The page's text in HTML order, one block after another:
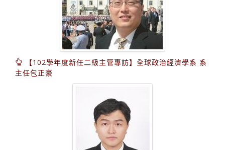
【102學年度新任二級主管專訪】全球政治經濟學系 系
主任包正豪